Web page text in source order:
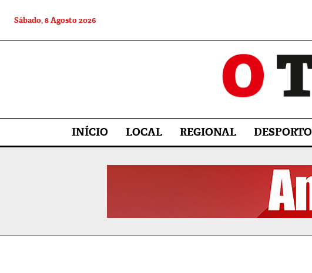
Sábado, 8 Agosto 2026
INÍCIO LOCAL REGIONAL DESPORTO